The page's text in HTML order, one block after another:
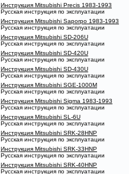
Инструкция Mitsubishi Precis 1983-1993
Русская инструкция по эксплуатации
Инструкция Mitsubishi Saporpo 1983-1993
Русская инструкция по эксплуатации
Инструкция Mitsubishi SD-206U
Русская инструкция по эксплуатации
Инструкция Mitsubishi SD-420U
Русская инструкция по эксплуатации
Инструкция Mitsubishi SD-430U
Русская инструкция по эксплуатации
Инструкция Mitsubishi SGE-1000M
Русская инструкция по эксплуатации
Инструкция Mitsubishi Sigma 1983-1993
Русская инструкция по эксплуатации
Инструкция Mitsubishi SL-6U
Русская инструкция по эксплуатации
Инструкция Mitsubishi SRK-28HNP
Русская инструкция по эксплуатации
Инструкция Mitsubishi SRK-33HNP
Русская инструкция по эксплуатации
Инструкция Mitsubishi SRK-40HNP
Русская инструкция по эксплуатации